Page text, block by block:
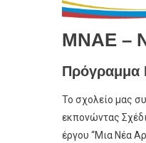
ΜΝΑΕ –
Το σχολείο μας
εκπονώντας
έργου “Μια Νέα